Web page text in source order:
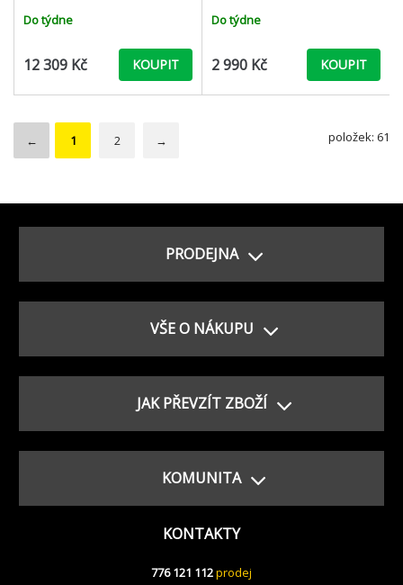
tedy všude, kde je vyžadován
Do týdne
12 309 Kč KOUPIT
znatelnou basovou odezvou. Bez
ohledu
Do týdne
2 990 Kč KOUPIT
← 1 2 → položek: 61
PRODEJNA
VŠE O NÁKUPU
JAK PŘEVZÍT ZBOŽÍ
KOMUNITA
KONTAKTY
776 121 112prodej